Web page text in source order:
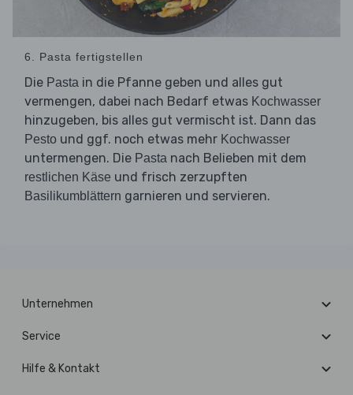
6. Pasta fertigstellen
Die Pasta in die Pfanne geben und alles gut
vermengen, dabei nach Bedarf etwas Kochwasser
hinzugeben, bis alles gut vermischt ist. Dann das
Pesto und ggf. noch etwas mehr Kochwasser
untermengen. Die Pasta nach Belieben mit dem
restlichen Käse und frisch zerzupften
Basilikumblättern garnieren und servieren.
Unternehmen
Service
Hilfe & Kontakt